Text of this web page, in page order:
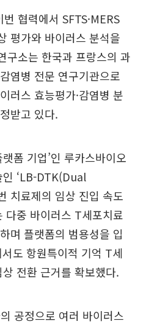
협력에서 SFTS·MERS
평가와 바이러스 분석을
구소는 한국과 프랑스의 과
염병 전문 연구기관으로
러스 효능평가·감염병 분
받고 있다.
폼 기업’인 루카스바이오
‘LB-DTK(Dual
치료제의 임상 진입 속도
다중 바이러스 T세포치료
며 플랫폼의 범용성을 입
도 항원특이적 기억 T세
전환 근거를 확보했다.
공정으로 여러 바이러스